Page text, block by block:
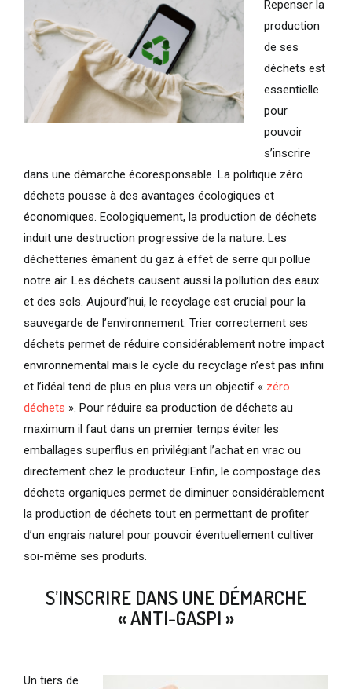
Repenser la
production
de ses
déchets est
essentielle
pour
pouvoir
s’inscrire
dans une démarche écoresponsable. La politique zéro
déchets pousse à des avantages écologiques et
économiques. Ecologiquement, la production de déchets
induit une destruction progressive de la nature. Les
déchetteries émanent du gaz à effet de serre qui pollue
notre air. Les déchets causent aussi la pollution des eaux
et des sols. Aujourd’hui, le recyclage est crucial pour la
sauvegarde de l’environnement. Trier correctement ses
déchets permet de réduire considérablement notre impact
environnemental mais le cycle du recyclage n’est pas infini
et l’idéal tend de plus en plus vers un objectif « zéro
déchets ». Pour réduire sa production de déchets au
maximum il faut dans un premier temps éviter les
emballages superflus en privilégiant l’achat en vrac ou
directement chez le producteur. Enfin, le compostage des
déchets organiques permet de diminuer considérablement
la production de déchets tout en permettant de profiter
d’un engrais naturel pour pouvoir éventuellement cultiver
soi-même ses produits.
S’INSCRIRE DANS UNE DÉMARCHE
« ANTI-GASPI »
Un tiers de